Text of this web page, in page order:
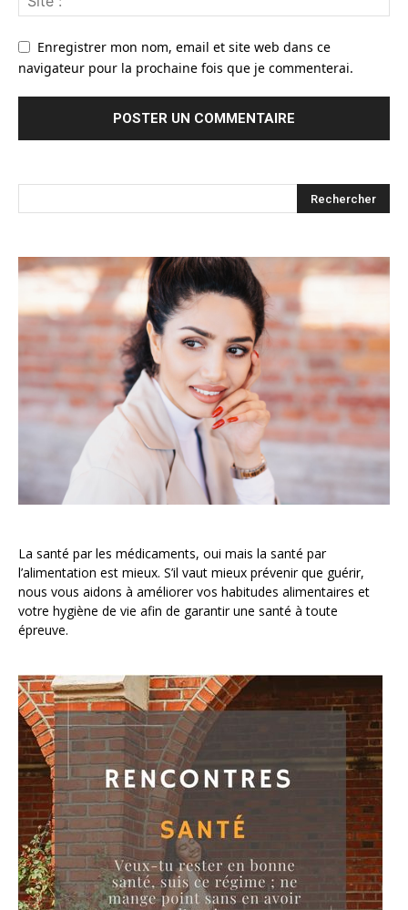
Enregistrer mon nom, email et site web dans ce
navigateur pour la prochaine fois que je commenterai.
La santé par les médicaments, oui mais la santé par
l’alimentation est mieux. S’il vaut mieux prévenir que guérir,
nous vous aidons à améliorer vos habitudes alimentaires et
votre hygiène de vie afin de garantir une santé à toute
épreuve.